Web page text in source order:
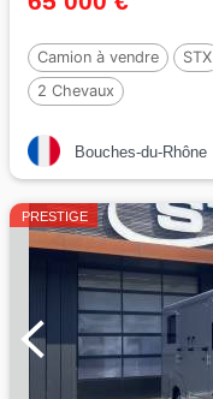
Camion à vendre STX
2 Chevaux
Bouches-du-Rhône
PRESTIGE